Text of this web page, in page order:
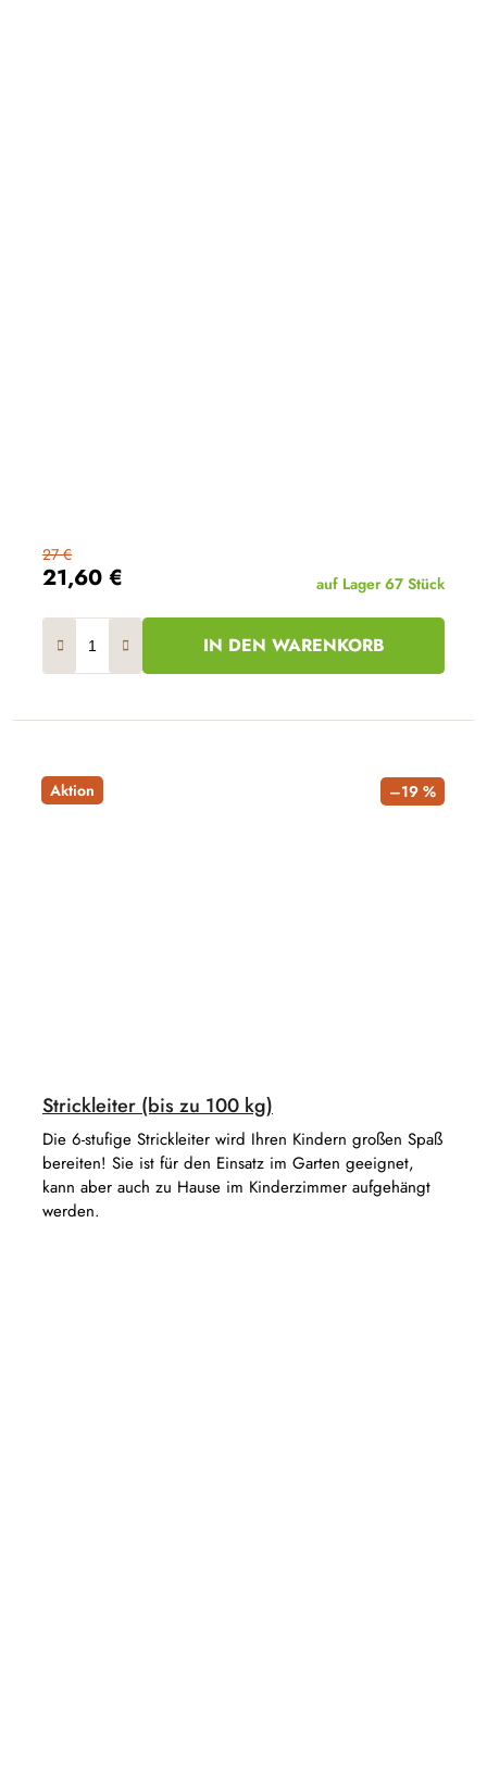
21,60 €
27 €
auf Lager 67 Stück
IN DEN WARENKORB
Aktion –19 %
Strickleiter (bis zu 100 kg)
Die 6-stufige Strickleiter wird Ihren Kindern großen Spaß
bereiten! Sie ist für den Einsatz im Garten geeignet,
kann aber auch zu Hause im Kinderzimmer aufgehängt
werden.